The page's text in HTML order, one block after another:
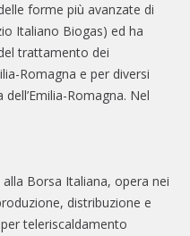
forme più avanzate di
Italiano Biogas) ed ha
trattamento dei
Romagna e per diversi
Romagna. Nel
Borsa Italiana, opera nei
distribuzione e
teleriscaldamento